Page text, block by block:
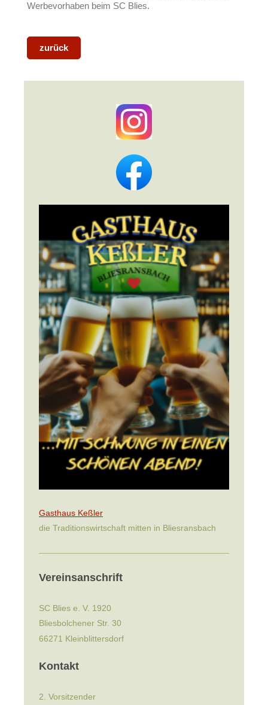
Werbevorhaben beim SC Blies.
zurück
Gasthaus Keßler
die Traditionswirtschaft mitten in Bliesransbach
Vereinsanschrift
SC Blies e. V. 1920
Bliesbolchener Str. 30
66271 Kleinblittersdorf
Kontakt
2. Vorsitzender